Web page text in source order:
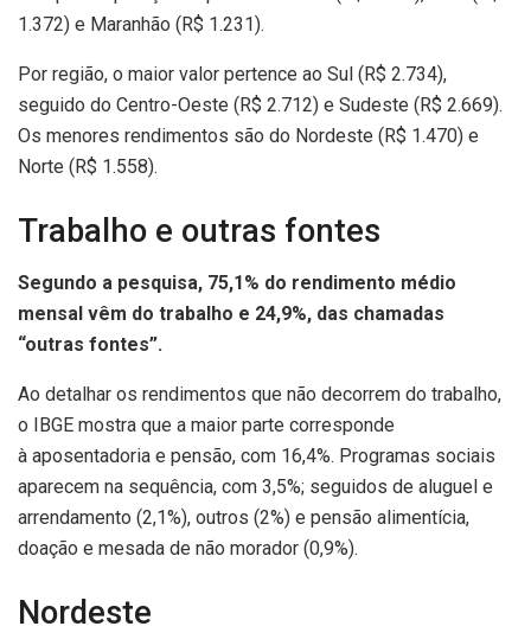
1.372) e Maranhão (R$ 1.231).
Por região, o maior valor pertence ao Sul (R$ 2.734),
seguido do Centro-Oeste (R$ 2.712) e Sudeste (R$ 2.669).
Os menores rendimentos são do Nordeste (R$ 1.470) e
Norte (R$ 1.558).
Trabalho e outras fontes
Segundo a pesquisa, 75,1% do rendimento médio
mensal vêm do trabalho e 24,9%, das chamadas
“outras fontes”.
Ao detalhar os rendimentos que não decorrem do trabalho,
o IBGE mostra que a maior parte corresponde
à aposentadoria e pensão, com 16,4%. Programas sociais
aparecem na sequência, com 3,5%; seguidos de aluguel e
arrendamento (2,1%), outros (2%) e pensão alimentícia,
doação e mesada de não morador (0,9%).
Nordeste